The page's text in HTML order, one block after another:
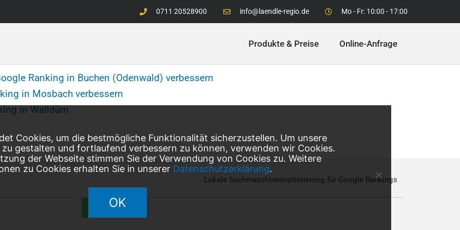
0711 20528900 info@laendle-regio.de Mo - Fr: 10:00 - 17:00
Produkte & Preise Online-Anfrage
Ranking in Buchen (Odenwald) verbessern
in Mosbach verbessern
in Walldürn
Lokale Suchmaschinenoptimierung für Google Rankings
Bewerte uns
Cookies, um die bestmögliche Funktionalität sicherzustellen. Um unsere
gestalten und fortlaufend verbessern zu können, verwenden wir Cookies.
der Webseite stimmen Sie der Verwendung von Cookies zu. Weitere
zu Cookies erhalten Sie in unserer Datenschutzerklärung.
OK